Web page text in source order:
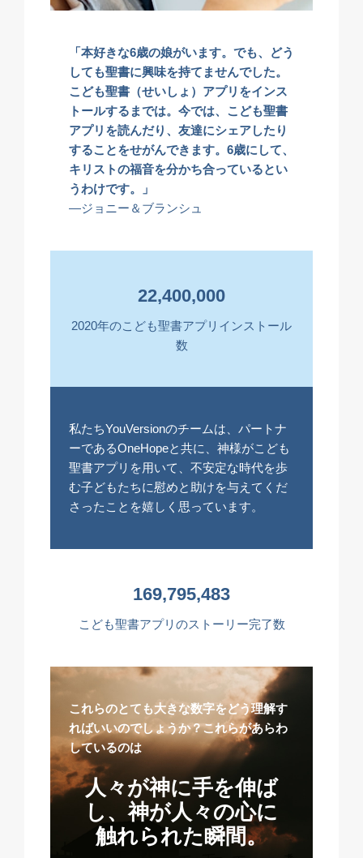
「本好きな6歳の娘がいます。でも、どう
しても聖書に興味を持てませんでした。
こども聖書（せいしょ）アプリをインス
トールするまでは。今では、こども聖書
アプリを読んだり、友達にシェアしたり
することをせがんできます。6歳にして、
キリストの福音を分かち合っているとい
うわけです。」
—ジョニー＆ブランシュ
22,400,000
2020年のこども聖書アプリインストール
数
私たちYouVersionのチームは、パートナ
ーであるOneHopeと共に、神様がこども
聖書アプリを用いて、不安定な時代を歩
む子どもたちに慰めと助けを与えてくだ
さったことを嬉しく思っています。
169,795,483
こども聖書アプリのストーリー完了数
これらのとても大きな数字をどう理解す
ればいいのでしょうか？これらがあらわ
しているのは
人々が神に手を伸ば
し、神が人々の心に
触れられた瞬間。